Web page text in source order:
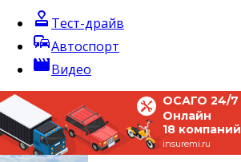
approval Тест-драйв
commuteАвтоспорт
movieВидео
ОСАГО 24/7
Онлайн
18 компаний
insuremi.ru